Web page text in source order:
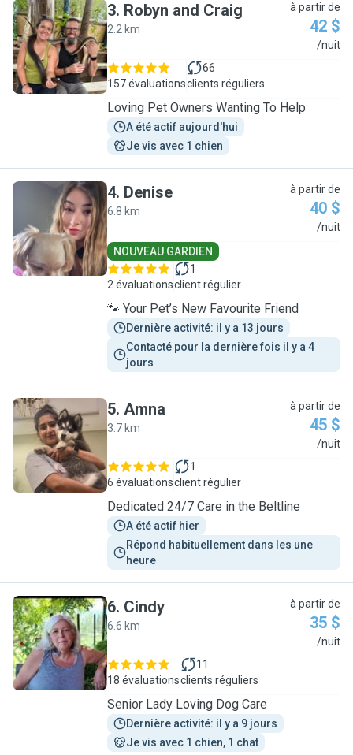
R
3. Robyn and Craig
2.2 km
à partir de
42 $
/nuit
157 évaluations
66
clients réguliers
Loving Pet Owners Wanting To Help
A été actif aujourd'hui
Je vis avec 1 chien
D
4. Denise
6.8 km
à partir de
40 $
/nuit
NOUVEAU GARDIEN
2 évaluations
1
client régulier
🐾 Your Pet’s New Favourite Friend
Dernière activité: il y a 13 jours
Contacté pour la dernière fois il y a 4
jours
A
5. Amna
3.7 km
à partir de
45 $
/nuit
6 évaluations
1
client régulier
Dedicated 24/7 Care in the Beltline
A été actif hier
Répond habituellement dans les une
heure
C
6. Cindy
6.6 km
à partir de
35 $
/nuit
18 évaluations
11
clients réguliers
Senior Lady Loving Dog Care
Dernière activité: il y a 9 jours
Je vis avec 1 chien, 1 chat